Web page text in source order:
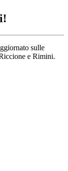
sulle
e Rimini.